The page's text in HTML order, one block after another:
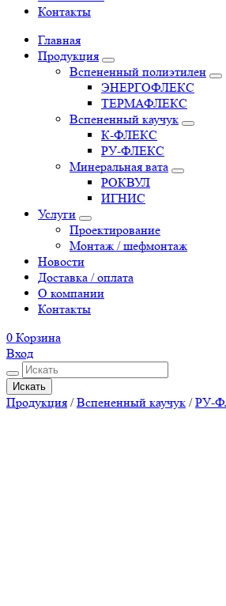
Контакты
Главная
Продукция
Вспененный полиэтилен
ЭНЕРГОФЛЕКС
ТЕРМАФЛЕКС
Вспененный каучук
К-ФЛЕКС
РУ-ФЛЕКС
Минеральная вата
РОКВУЛ
ИГНИС
Услуги
Проектирование
Монтаж / шефмонтаж
Новости
Доставка / оплата
О компании
Контакты
0 Корзина
Вход
Искать
Продукция /Вспененный каучук /РУ-